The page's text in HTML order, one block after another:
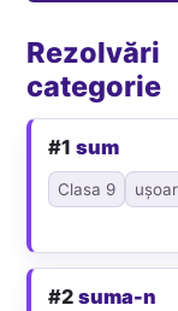
categorie
#1sum
Clasa 9
#2suma-n